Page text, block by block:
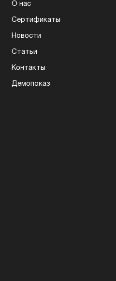
О нас
Сертификаты
Новости
Статьи
Контакты
Демопоказ